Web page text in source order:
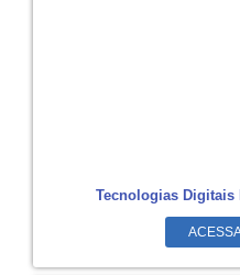
Tecnologias Digitais